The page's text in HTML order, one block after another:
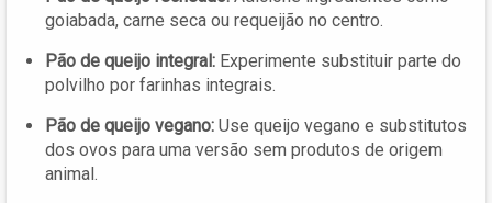
goiabada, carne seca ou requeijão no centro.
Pão de queijo integral: Experimente substituir parte do
polvilho por farinhas integrais.
Pão de queijo vegano: Use queijo vegano e substitutos
dos ovos para uma versão sem produtos de origem
animal.